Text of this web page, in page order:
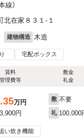
線）
在家８３１-１
建物構造 木造
宅配ボックス
賃料
管理費等
敷金
礼金
万円
3,900円
敷 不要
礼 100,000
い炊き機能